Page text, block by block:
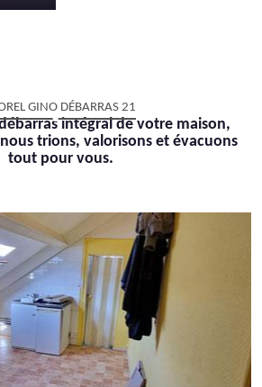
GINO DÉBARRAS 21
intégral de votre maison,
trions, valorisons et évacuons
tout pour vous.